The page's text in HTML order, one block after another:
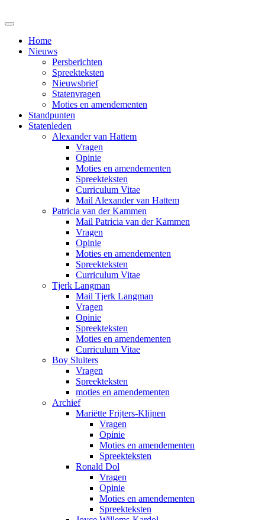
Home
Nieuws
Persberichten
Spreekteksten
Nieuwsbrief
Statenvragen
Moties en amendementen
Standpunten
Statenleden
Alexander van Hattem
Vragen
Opinie
Moties en amendementen
Spreekteksten
Curriculum Vitae
Mail Alexander van Hattem
Patricia van der Kammen
Mail Patricia van der Kammen
Vragen
Opinie
Moties en amendementen
Spreekteksten
Curriculum Vitae
Tjerk Langman
Mail Tjerk Langman
Vragen
Opinie
Spreekteksten
Moties en amendementen
Curriculum Vitae
Boy Sluiters
Vragen
Spreekteksten
moties en amendementen
Archief
Mariëtte Frijters-Klijnen
Vragen
Opinie
Moties en amendementen
Spreekteksten
Ronald Dol
Vragen
Opinie
Moties en amendementen
Spreekteksten